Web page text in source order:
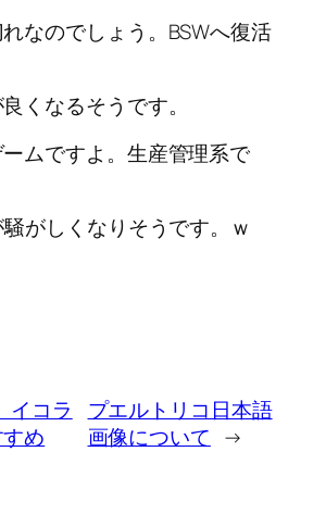
なのでしょう。BSWへ復活
くなるそうです。
ムですよ。生産管理系で
騒がしくなりそうです。ｗ
イコラ
め
プエルトリコ日本語
画像について →